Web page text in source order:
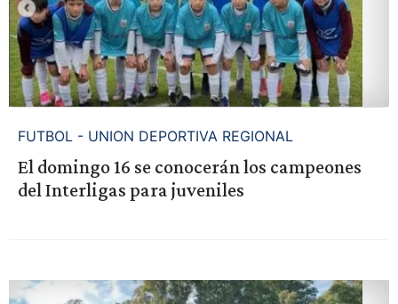
FUTBOL - UNION DEPORTIVA REGIONAL
El domingo 16 se conocerán los campeones
del Interligas para juveniles